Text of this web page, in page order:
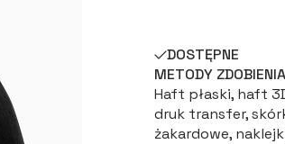
DOSTĘPNE
METODY ZDOBIENIA
Haft płaski, haft
druk transfer,
żakardowe,